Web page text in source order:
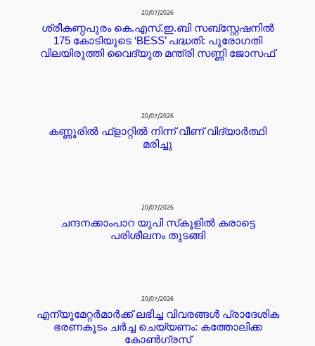
20/07/2026
ശ്രീകണ്ഠപുരം കെ.എസ്.ഇ.ബി സബ്‌സ്റ്റേഷനിൽ
175 കോടിയുടെ ‘BESS’ പദ്ധതി: പുരോഗതി
വിലയിരുത്തി വൈദ്യുത മന്ത്രി സണ്ണി ജോസഫ്
20/07/2026
കണ്ണൂരില്‍ ഫ്ളാറ്റില്‍ നിന്ന് വീണ് വിദ്യാര്‍ത്ഥി
മരിച്ചു
20/07/2026
ചന്ദനക്കാംപാറ യുപി സ്‌കൂളിൽ കരാട്ടെ
പരിശീലനം തുടങ്ങി
20/07/2026
എന്യൂമേറ്റർമാർക്ക് ലഭിച്ച വിവരങ്ങൾ പ്രാദേശിക
ഭരണകൂടം ചർച്ച ചെയ്യണം: കത്തോലിക്ക
കോൺഗ്രസ്